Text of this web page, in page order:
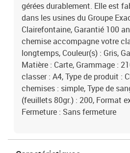
gérées durablement. Elle est
dans les usines du Groupe
Clairefontaine, Garantié 100
chemise accompagne votre
longtemps, Couleur(s) : Gris,
Matière : Carte, Grammage :
classer : A4, Type de produit :
chemises : simple, Type de
(feuillets 80gr.) : 200, Format
Fermeture : Sans fermeture